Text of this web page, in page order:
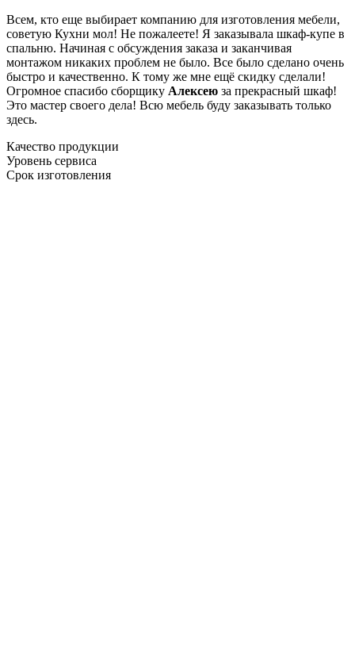
Всем, кто еще выбирает компанию для изготовления мебели,
советую Кухни мол! Не пожалеете! Я заказывала шкаф-купе в
спальню. Начиная с обсуждения заказа и заканчивая
монтажом никаких проблем не было. Все было сделано очень
быстро и качественно. К тому же мне ещё скидку сделали!
Огромное спасибо сборщику Алексею за прекрасный шкаф!
Это мастер своего дела! Всю мебель буду заказывать только
здесь.
Качество продукции
Уровень сервиса
Срок изготовления